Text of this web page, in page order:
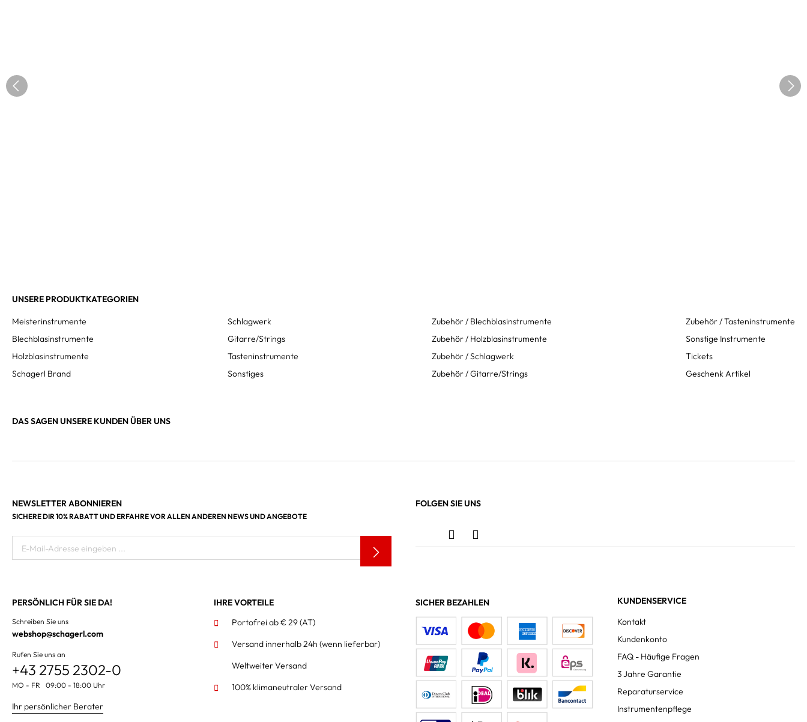
UNSERE PRODUKTKATEGORIEN
Meisterinstrumente
Blechblasinstrumente
Holzblasinstrumente
Schagerl Brand
Schlagwerk
Gitarre/Strings
Tasteninstrumente
Sonstiges
Zubehör / Blechblasinstrumente
Zubehör / Holzblasinstrumente
Zubehör / Schlagwerk
Zubehör / Gitarre/Strings
Zubehör / Tasteninstrumente
Sonstige Instrumente
Tickets
Geschenk Artikel
DAS SAGEN UNSERE KUNDEN ÜBER UNS
NEWSLETTER ABONNIEREN
SICHERE DIR 10% RABATT UND ERFAHRE VOR ALLEN ANDEREN NEWS UND ANGEBOTE
E-Mail-Adresse eingeben ...
FOLGEN SIE UNS
PERSÖNLICH FÜR SIE DA!
Schreiben Sie uns
webshop@schagerl.com
Rufen Sie uns an
+43 2755 2302-0
MO - FR 09:00 - 18:00 Uhr
Ihr persönlicher Berater
IHRE VORTEILE
Portofrei ab € 29 (AT)
Versand innerhalb 24h (wenn lieferbar)
Weltweiter Versand
100% klimaneutraler Versand
SICHER BEZAHLEN
KUNDENSERVICE
Kontakt
Kundenkonto
FAQ - Häufige Fragen
3 Jahre Garantie
Reparaturservice
Instrumentenpflege